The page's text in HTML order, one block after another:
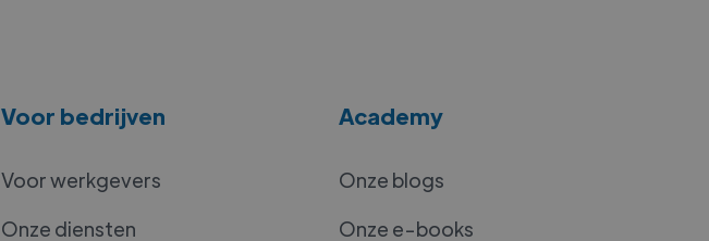
Voor bedrijven
Voor werkgevers
Onze diensten
Academy
Onze blogs
Onze e-books